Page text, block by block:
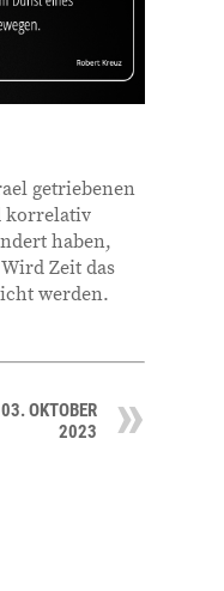
getriebenen
korrelativ
haben,
Zeit das
werden.
03. OKTOBER
2023